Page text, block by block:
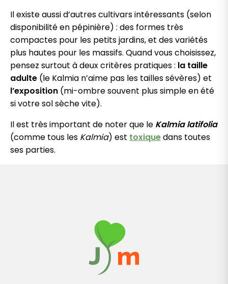
Il existe aussi d’autres cultivars intéressants (selon
disponibilité en pépinière) : des formes très
compactes pour les petits jardins, et des variétés
plus hautes pour les massifs. Quand vous choisissez,
pensez surtout à deux critères pratiques : la taille
adulte (le Kalmia n’aime pas les tailles sévères) et
l’exposition (mi-ombre souvent plus simple en été
si votre sol sèche vite).
Il est très important de noter que le Kalmia latifolia
(comme tous les Kalmia) est toxiquedans toutes
ses parties.